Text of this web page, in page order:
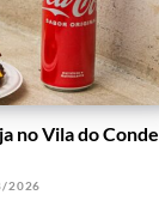
no Vila do Conde
2026